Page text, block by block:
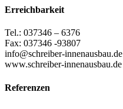
Erreichbarkeit
Tel.: 037346 – 6376
Fax: 037346 -93807
info@schreiber-innenausbau.de
www.schreiber-innenausbau.de
Referenzen